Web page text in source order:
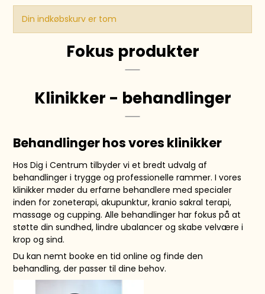
Din indkøbskurv er tom
Fokus produkter
Klinikker - behandlinger
Behandlinger hos vores klinikker
Hos Dig i Centrum tilbyder vi et bredt udvalg af
behandlinger i trygge og professionelle rammer. I vores
klinikker møder du erfarne behandlere med specialer
inden for zoneterapi, akupunktur, kranio sakral terapi,
massage og cupping. Alle behandlinger har fokus på at
støtte din sundhed, lindre ubalancer og skabe velvære i
krop og sind.
Du kan nemt booke en tid online og finde den
behandling, der passer til dine behov.